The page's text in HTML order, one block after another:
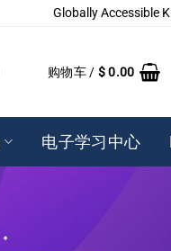
Globally Accessible
购物车 / $0.00
电子学习中心